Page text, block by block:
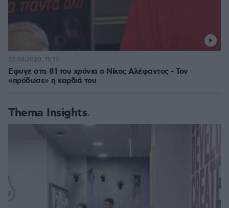
Εφυγε στα 81 του χρόνια ο Νίκος Αλέφαντος - Τον
«πρόδωσε» η καρδιά του
23.06.2020, 15:13
Thema Insights